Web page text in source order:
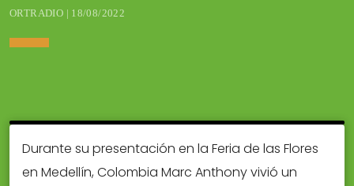
ORTRADIO | 18/08/2022
Durante su presentación en la Feria de las Flores
en Medellín, Colombia Marc Anthony vivió un